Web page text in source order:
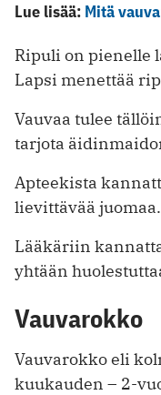
Lue lisää: Mitä
Ripuli on pienelle
Lapsi menettää
Vauvaa tulee
tarjota
Apteekista
lievittävää juomaa.
Lääkäriin
yhtään
Vauvarokko
Vauvarokko eli
kuukauden – 2-